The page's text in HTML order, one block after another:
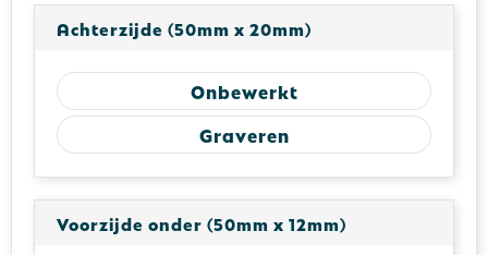
Achterzijde (50mm x 20mm)
Onbewerkt
Graveren
Voorzijde onder (50mm x 12mm)